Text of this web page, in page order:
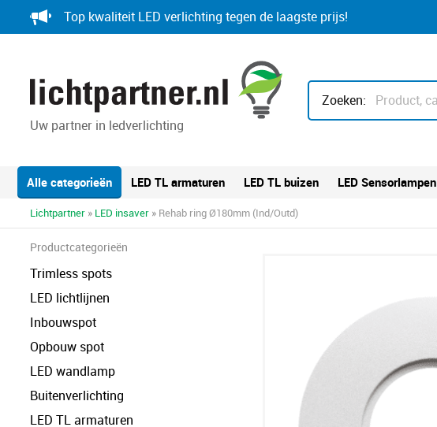
to
Top kwaliteit LED verlichting tegen de laagste prijs!
Uw partner in ledverlichting
Zoeken:
Alle categorieën LED TL armaturen LED TL buizen LED Sensorlampen
Lichtpartner » LED insaver » Rehab ring Ø180mm (Ind/Outd)
Productcategorieën
Trimless spots
LED lichtlijnen
Inbouwspot
Opbouw spot
LED wandlamp
Buitenverlichting
LED TL armaturen